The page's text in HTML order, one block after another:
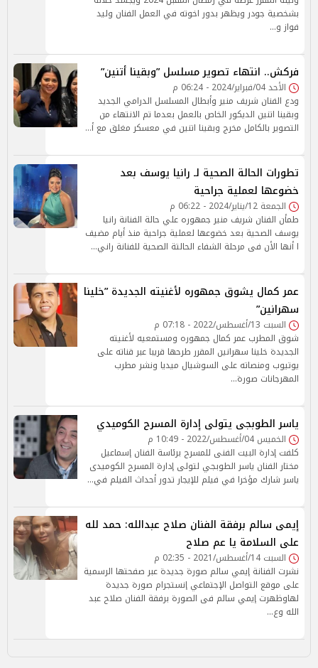
بشخصية جودر ويظهر بدور اخوته في العمل الفنان وليد
فواز و…
فركش.. انتهاء تصوير مسلسل ”وبقينا أتنين”
الأحد 04/فبراير/2024 - 06:24 م
ودع الفنان شريف منير وأبطال المسلسل الدرامي الجديد
وبقينا اتنين الديكور الخاص بالعمل بعدما تم الانتهاء من
التصوير بالكامل مخرج وبقينا اتنين في معسكر مغلق مع أ…
تطورات الحالة الصحية لـ رانيا يوسف بعد
خضوعها لعملية جراحية
الجمعة 12/يناير/2024 - 06:22 م
طمأن الفنان شريف منير جمهوره علي حالة الفنانة رانيا
يوسف الصحية بعد خضوعها لعملية جراحية منذ أيام مضيف
ا أنها الأن فى مرحلة الشفاء الحالتة الصحية للفنانة راني…
عمر كمال يشوق جمهوره لأغنيته الجديدة ”خلينا
سهرانين”
السبت 13/أغسطس/2022 - 07:18 م
شوق المطرب عمر كمال جمهوره ومستمعيه لأغنيته
الجديدة خلينا سهرانين المقرر طرحها قريبا عبر قناته على
يوتيوب ومنصاته على السوشيال ميديا ونشر مطرب
المهرجانات صورة…
ياسر الطوبجى يتولى إدارة المسرح الكوميدي
الخميس 04/أغسطس/2022 - 10:49 م
كلفت إدارة البيت الفنى للمسرح برئاسة الفنان إسماعيل
مختار الفنان ياسر الطوبجي لتولى إدارة المسرح الكوميدى
ياسر شارك مؤخرا في فيلم للإيجار تدور أحداث الفيلم في…
إيمى سالم برفقة الفنان صلاح عبدالله: حمد لله
على السلامة يا عم صلاح
السبت 14/أغسطس/2021 - 02:35 م
نشرت الفنانة إيمي سالم صورة جديدة عبر صفحتها الرسمية
على موقع التواصل الإجتماعي إنستجرام صورة جديدة
لهاوظهرت إيمي سالم فى الصورة برفقة الفنان صلاح عبد
الله وع…